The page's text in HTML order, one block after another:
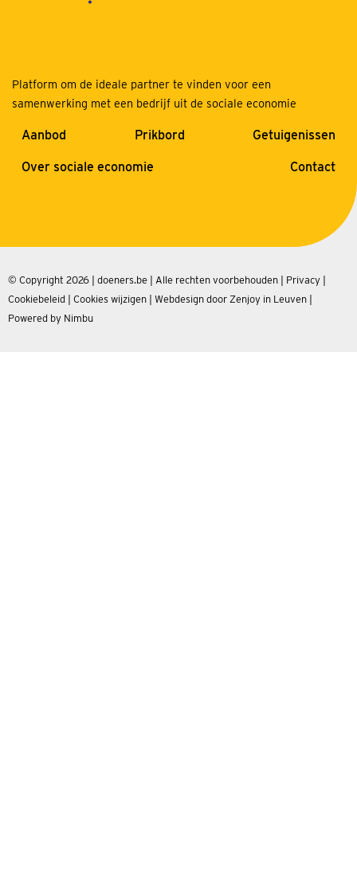
Platform om de ideale partner te vinden voor een
samenwerking met een bedrijf uit de sociale economie
Aanbod Prikbord Getuigenissen
Over sociale economie Contact
© Copyright 2026 | doeners.be | Alle rechten voorbehouden | Privacy
Cookiebeleid
Cookies wijzigen Webdesign door Zenjoy in Leuven
Powered by Nimbu